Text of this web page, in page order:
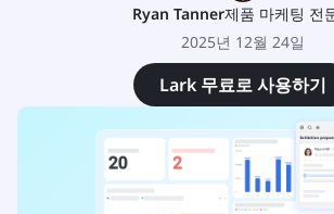
Ryan Tanner제품 마케팅 전
2025년 12월 24일
Lark 무료로 사용하기